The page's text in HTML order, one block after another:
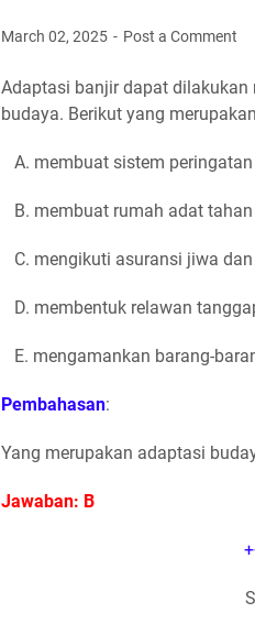
March 02, 2025 Post a Comment
Adaptasi banjir dapat
budaya. Berikut yang
A. membuat sistem
B. membuat rumah adat
C. mengikuti asuransi jiwa dan
D. membentuk relawan
E. mengamankan barang-
Pembahasan:
Yang merupakan adaptasi
Jawaban: B